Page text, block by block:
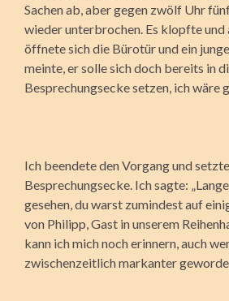
Sachen ab, aber gegen zwölf Uhr
wieder unterbrochen. Es klopfte und
öffnete sich die Bürotür und ein
meinte, er solle sich doch bereits in
Besprechungsecke setzen, ich wäre
Ich beendete den Vorgang und
Besprechungsecke. Ich sagte:
gesehen, du warst zumindest auf
von Philipp, Gast in unserem
kann ich mich noch erinnern, auch
zwischenzeitlich markanter